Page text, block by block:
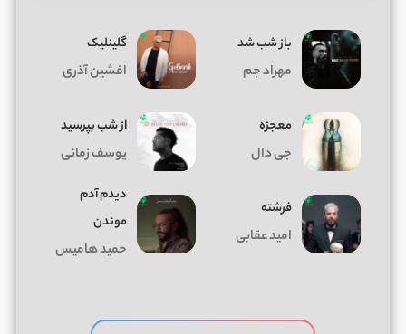
باز شب شد
مهراد جم
گلینلیک
افشین آذری
معجزه
جی دال
از شب بپرسید
یوسف زمانی
فرشته
امید عقابی
دیدم آدم
موندن
حمید هامیس